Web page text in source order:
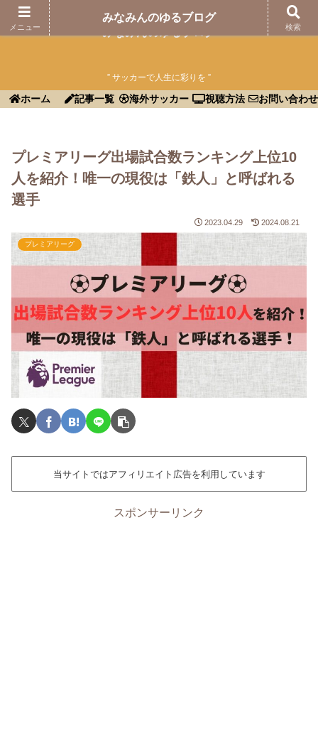
” サッカーで人生に彩りを ”
ホーム 記事一覧 海外サッカー 視聴方法 お問い合わせ
プレミアリーグ出場試合数ランキング上位10
人を紹介！唯一の現役は「鉄人」と呼ばれる
選手
2023.04.29 2024.08.21
プレミアリーグ
当サイトではアフィリエイト広告を利用しています
スポンサーリンク
メニュー
みなみんのゆるブログ
検索